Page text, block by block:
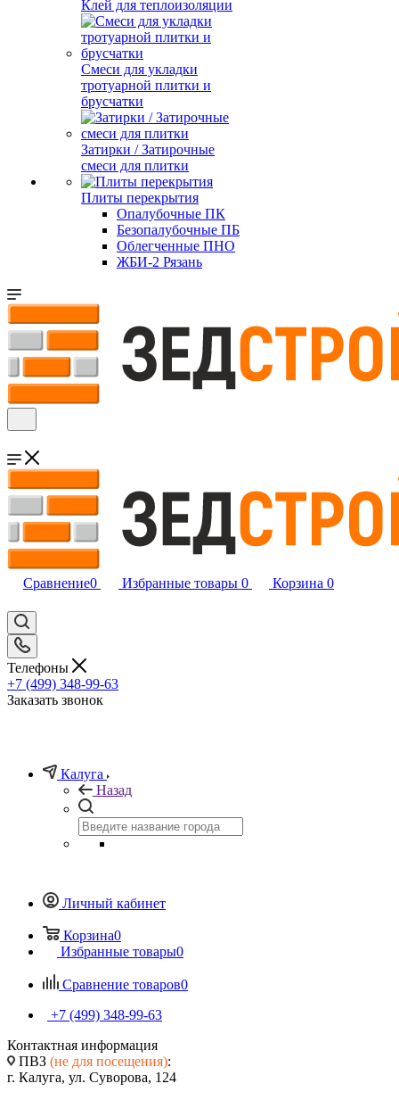
Клей для теплоизоляции
Смеси для укладки
тротуарной плитки и
брусчатки
Затирки / Затирочные
смеси для плитки
Плиты перекрытия
Опалубочные ПК
Безопалубочные ПБ
Облегченные ПНО
ЖБИ-2 Рязань
Сравнение0 Избранные товары 0 Корзина 0
Телефоны
+7 (499) 348-99-63
Заказать звонок
Калуга
Назад
Личный кабинет
Корзина0
Избранные товары0
Сравнение товаров0
+7 (499) 348-99-63
Контактная информация
ПВЗ (не для посещения):
г. Калуга, ул. Суворова, 124